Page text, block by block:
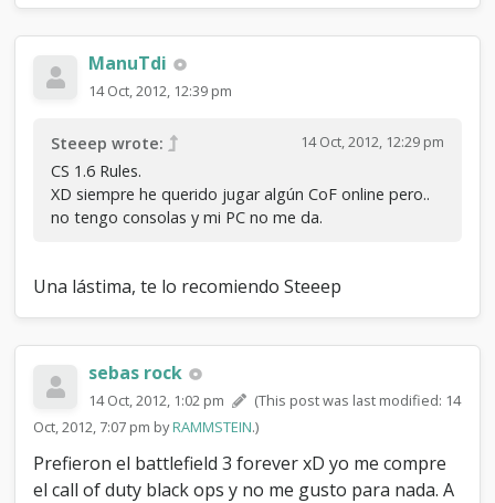
ManuTdi
14 Oct, 2012, 12:39 pm
14 Oct, 2012, 12:29 pm
Steeep wrote:
CS 1.6 Rules.
XD siempre he querido jugar algún CoF online pero..
no tengo consolas y mi PC no me da.
Una lástima, te lo recomiendo Steeep
sebas rock
14 Oct, 2012, 1:02 pm
(This post was last modified: 14
Oct, 2012, 7:07 pm byRAMMSTEIN.)
Prefieron el battlefield 3 forever xD yo me compre
el call of duty black ops y no me gusto para nada. A